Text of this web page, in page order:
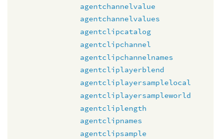
agentchannelvalue
agentchannelvalues
agentclipcatalog
agentclipchannel
agentclipchannelnames
agentcliplayerblend
agentcliplayersamplelocal
agentcliplayersampleworld
agentcliplength
agentclipnames
agentclipsample